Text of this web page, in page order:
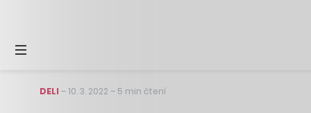
DELI –10. 3. 2022 – 5 min čtení